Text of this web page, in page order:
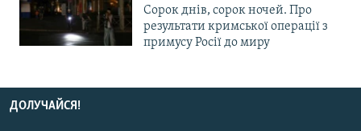
Сорок днів, сорок ночей. Про
результати кримської операції з
примусу Росії до миру
ДОЛУЧАЙСЯ!